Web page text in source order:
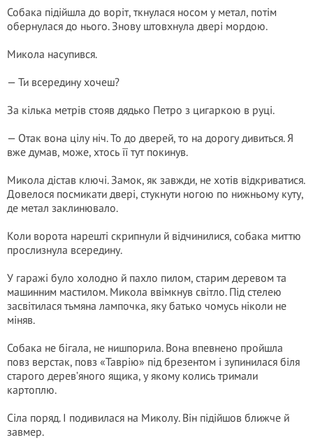
Собака підійшла до воріт, ткнулася носом у метал, потім
обернулася до нього. Знову штовхнула двері мордою.
Микола насупився.
— Ти всередину хочеш?
За кілька метрів стояв дядько Петро з цигаркою в руці.
— Отак вона цілу ніч. То до дверей, то на дорогу дивиться. Я
вже думав, може, хтось її тут покинув.
Микола дістав ключі. Замок, як завжди, не хотів відкриватися.
Довелося посмикати двері, стукнути ногою по нижньому куту,
де метал заклинювало.
Коли ворота нарешті скрипнули й відчинилися, собака миттю
прослизнула всередину.
У гаражі було холодно й пахло пилом, старим деревом та
машинним мастилом. Микола ввімкнув світло. Під стелею
засвітилася тьмяна лампочка, яку батько чомусь ніколи не
міняв.
Собака не бігала, не нишпорила. Вона впевнено пройшла
повз верстак, повз «Таврію» під брезентом і зупинилася біля
старого дерев’яного ящика, у якому колись тримали
картоплю.
Сіла поряд. І подивилася на Миколу. Він підійшов ближче й
завмер.